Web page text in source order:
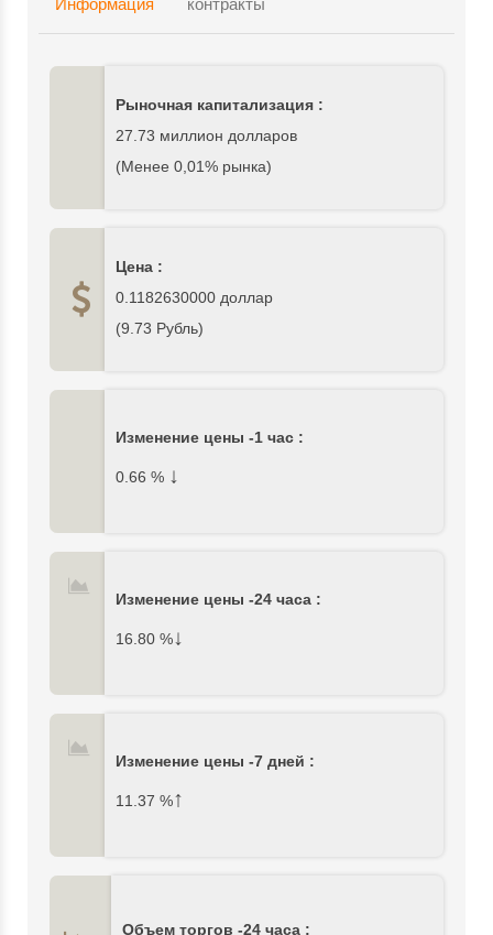
Информация контракты
Рыночная капитализация :
27.73 миллион долларов
(Менее 0,01% рынка)
Цена :
0.1182630000 доллар
(9.73 Рубль)
Изменение цены -1 час :
0.66 % ↓
Изменение цены -24 часа :
16.80 %↓
Изменение цены -7 дней :
11.37 %↑